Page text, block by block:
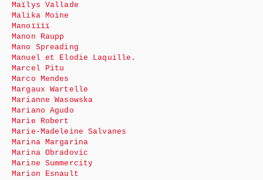
Maïlys Vallade
Malika Moine
Manoïïïï
Manon Raupp
Mano Spreading
Manuel et Elodie Laquille.
Marcel Pitu
Marco Mendes
Margaux Wartelle
Marianne Wasowska
Mariano Agudo
Marie Robert
Marie-Madeleine Salvanes
Marina Margarina
Marina Obradovic
Marine Summercity
Marion Esnault